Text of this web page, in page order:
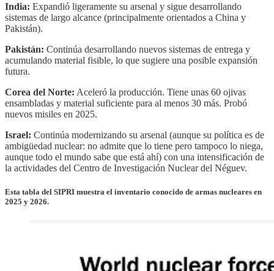
India: Expandió ligeramente su arsenal y sigue desarrollando
sistemas de largo alcance (principalmente orientados a China y
Pakistán).
Pakistán: Continúa desarrollando nuevos sistemas de entrega y
acumulando material fisible, lo que sugiere una posible expansión
futura.
Corea del Norte: Aceleró la producción. Tiene unas 60 ojivas
ensambladas y material suficiente para al menos 30 más. Probó
nuevos misiles en 2025.
Israel: Continúa modernizando su arsenal (aunque su política es de
ambigüedad nuclear: no admite que lo tiene pero tampoco lo niega,
aunque todo el mundo sabe que está ahí) con una intensificación de
la actividades del Centro de Investigación Nuclear del Néguev.
Esta tabla del SIPRI muestra el inventario conocido de armas nucleares en
2025 y 2026.